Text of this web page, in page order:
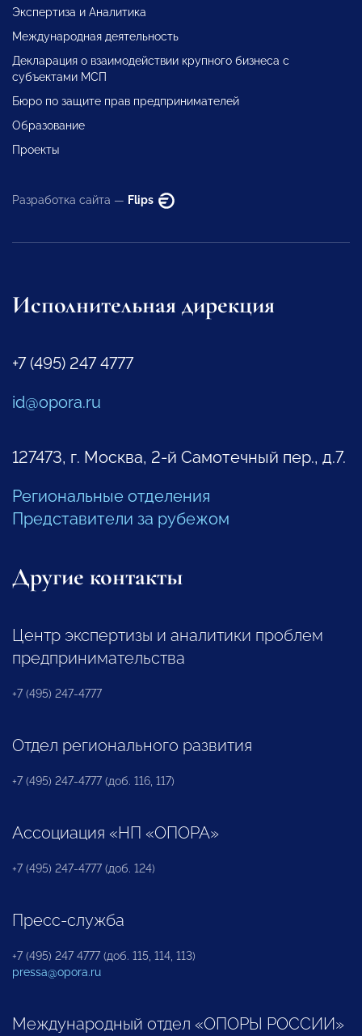
Экспертиза и Аналитика
Международная деятельность
Декларация о взаимодействии крупного бизнеса с
субъектами МСП
Бюро по защите прав предпринимателей
Образование
Проекты
Разработка сайта — Flips
Исполнительная дирекция
+7 (495) 247 4777
id@opora.ru
127473, г. Москва, 2-й Самотечный пер., д.7.
Региональные отделения
Представители за рубежом
Другие контакты
Центр экспертизы и аналитики проблем
предпринимательства
+7 (495) 247-4777
Отдел регионального развития
+7 (495) 247-4777 (доб. 116, 117)
Ассоциация «НП «ОПОРА»
+7 (495) 247-4777 (доб. 124)
Пресс-служба
+7 (495) 247 4777 (доб. 115, 114, 113)
pressa@opora.ru
Международный отдел «ОПОРЫ РОССИИ»